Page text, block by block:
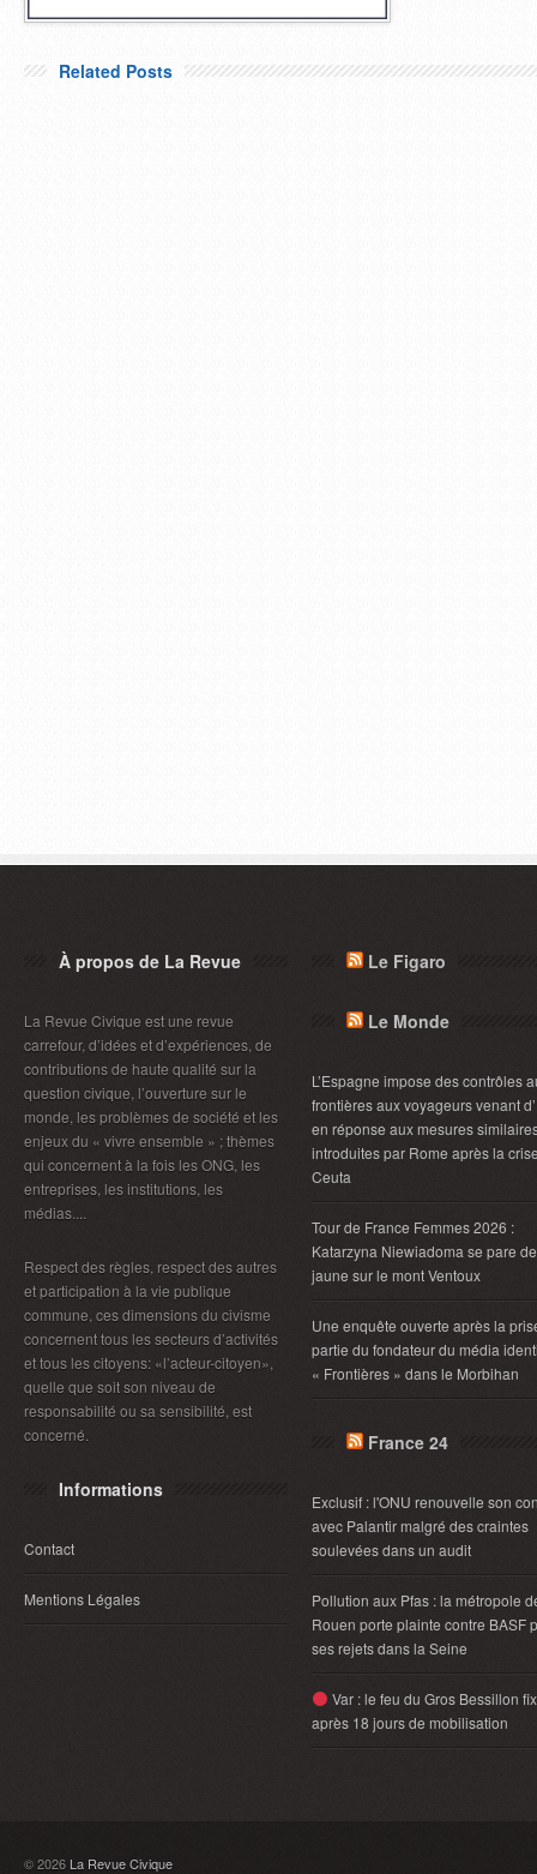
Related Posts
À propos de La Revue
La Revue Civique est une revue
carrefour, d’idées et d’expériences, de
contributions de haute qualité sur la
question civique, l’ouverture sur le
monde, les problèmes de société et les
enjeux du « vivre ensemble » ; thèmes
qui concernent à la fois les ONG, les
entreprises, les institutions, les
médias....
Respect des règles, respect des autres
et participation à la vie publique
commune, ces dimensions du civisme
concernent tous les secteurs d’activités
et tous les citoyens: «l’acteur-citoyen»,
quelle que soit son niveau de
responsabilité ou sa sensibilité, est
concerné.
Informations
Contact
Mentions Légales
Le Figaro
Le Monde
L’Espagne impose des contrôles
frontières aux voyageurs venant
en réponse aux mesures
introduites par Rome après la
Ceuta
Tour de France Femmes 2026 :
Katarzyna Niewiadoma se pare de
jaune sur le mont Ventoux
Une enquête ouverte après la
partie du fondateur du média
« Frontières » dans le Morbihan
France 24
Exclusif : l'ONU renouvelle son
avec Palantir malgré des craintes
soulevées dans un audit
Pollution aux Pfas : la métropole
Rouen porte plainte contre BASF
ses rejets dans la Seine
Var : le feu du Gros Bessillon
après 18 jours de mobilisation
© 2026 La Revue Civique